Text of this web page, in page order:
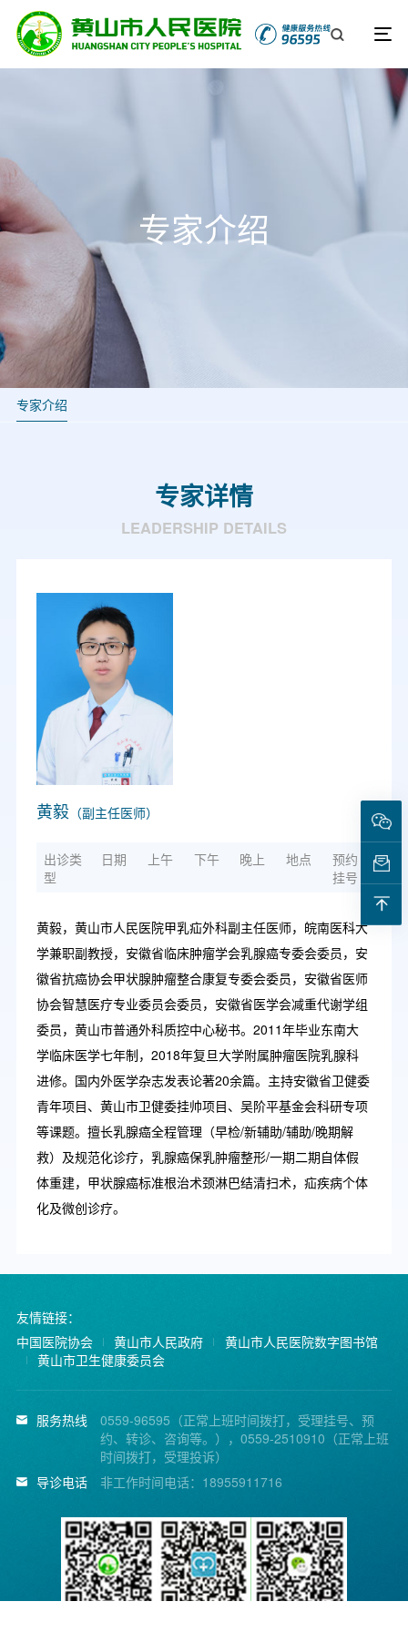
专家介绍
专家介绍
专家详情
LEADERSHIP DETAILS
黄毅 （副主任医师）
出诊类
型
日期 上午 下午 晚上 地点
预约
挂号
黄毅，黄山市人民医院甲乳疝外科副主任医师，皖南医科大
学兼职副教授，安徽省临床肿瘤学会乳腺癌专委会委员，安
徽省抗癌协会甲状腺肿瘤整合康复专委会委员，安徽省医师
协会智慧医疗专业委员会委员，安徽省医学会减重代谢学组
委员，黄山市普通外科质控中心秘书。2011年毕业东南大
学临床医学七年制，2018年复旦大学附属肿瘤医院乳腺科
进修。国内外医学杂志发表论著20余篇。主持安徽省卫健委
青年项目、黄山市卫健委挂帅项目、吴阶平基金会科研专项
等课题。擅长乳腺癌全程管理（早检/新辅助/辅助/晚期解
救）及规范化诊疗，乳腺癌保乳肿瘤整形/一期二期自体假
体重建，甲状腺癌标准根治术颈淋巴结清扫术，疝疾病个体
化及微创诊疗。
友情链接：
中国医院协会
黄山市人民政府
黄山市人民医院数字图书馆
黄山市卫生健康委员会
服务热线
0559-96595（正常上班时间拨打，受理挂号、预
约、转诊、咨询等。），0559-2510910（正常上班
时间拨打，受理投诉）
导诊电话
非工作时间电话：18955911716